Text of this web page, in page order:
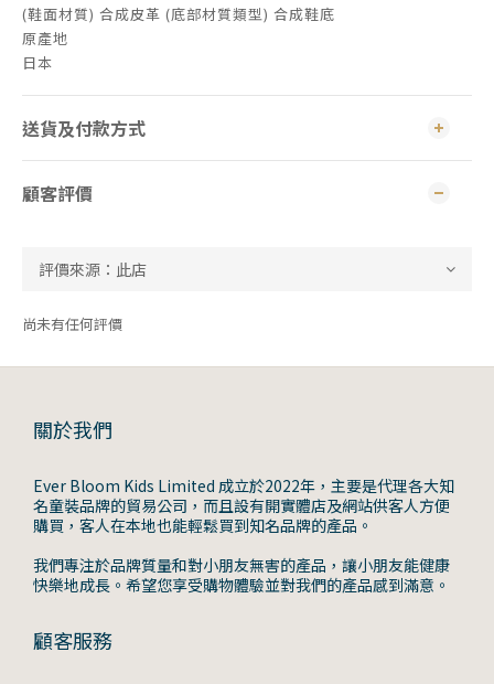
(鞋面材質) 合成皮革 (底部材質類型) 合成鞋底
原產地
日本
送貨及付款方式
顧客評價
尚未有任何評價
關於我們
Ever Bloom Kids Limited 成立於2022年，主要是代理各大知
名童裝品牌的貿易公司，而且設有開實體店及網站供客人方便
購買，客人在本地也能輕鬆買到知名品牌的產品。
我們專注於品牌質量和對小朋友無害的產品，讓小朋友能健康
快樂地成長。希望您享受購物體驗並對我們的產品感到滿意。
顧客服務